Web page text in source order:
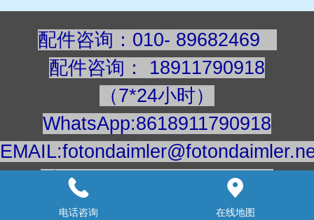
配件咨询：010- 89682469
配件咨询 ： 18911790918
（7*24小时）
WhatsApp:8618911790918
手机/微信：18911790918
建议用电脑浏览更清楚
电话咨询 在线地图